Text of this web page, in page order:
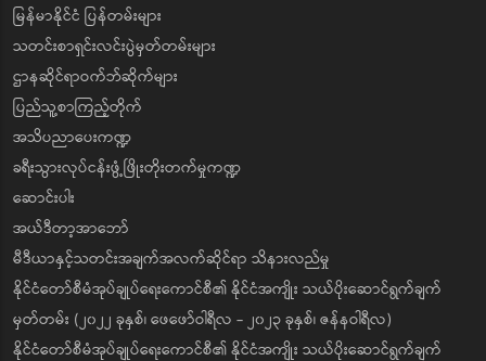
မြန်မာနိုင်ငံ ပြန်တမ်းများ
သတင်းစာရှင်းလင်းပွဲမှတ်တမ်းများ
ဌာနဆိုင်ရာဝက်ဘ်ဆိုက်များ
ပြည်သူ့စာကြည့်တိုက်
အသိပညာပေးကဏ္ဍ
ခရီးသွားလုပ်ငန်းဖွံ့ဖြိုးတိုးတက်မှုကဏ္ဍ
ဆောင်းပါး
အယ်ဒီတာ့အာဘော်
မီဒီယာနှင့်သတင်းအချက်အလက်ဆိုင်ရာ သိနားလည်မှု
နိုင်ငံတော်စီမံအုပ်ချုပ်ရေးကောင်စီ၏ နိုင်ငံအကျိုး သယ်ပိုးဆောင်ရွက်ချက်
မှတ်တမ်း (၂၀၂၂ ခုနှစ်၊ ဖေဖော်ဝါရီလ - ၂၀၂၃ ခုနှစ်၊ ဇန်နဝါရီလ)
နိုင်ငံတော်စီမံအုပ်ချုပ်ရေးကောင်စီ၏ နိုင်ငံအကျိုး သယ်ပိုးဆောင်ရွက်ချက်